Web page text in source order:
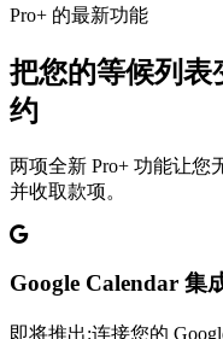
Pro+ 的最新功能
把您的等候列表
约
两项全新 Pro+ 功能让您
并收取款项。
Google Calendar 集
即将推出:连接您的